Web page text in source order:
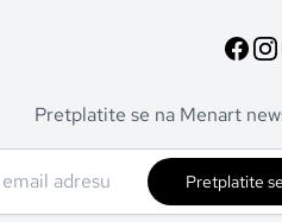
Pretplatite se na Menart
Pretplatite se